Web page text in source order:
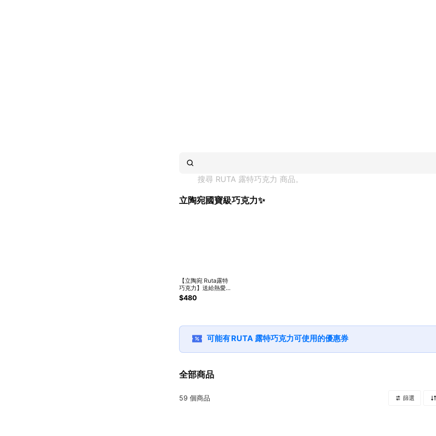
搜尋 RUTA 露特巧克力 商品。
立陶宛國寶級巧克力✨
【立陶宛 Ruta露特
巧克力】送給熱愛運
動的你❤️ 草莓巧克
力風味蛋白棒 (3入)
$480
可能有RUTA 露特巧克力可使用的優惠券
全部商品
59 個商品 篩選